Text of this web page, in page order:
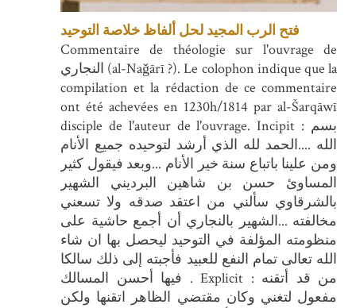
فتح الرب المجيد لحل ألفاظ خلاصة التوحيد
Commentaire de théologie sur l'ouvrage de
النجاري (al-Naǧārī ?). Le colophon indique que la
compilation et la rédaction de ce commentaire
ont été achevées en 1230h/1814 par al-Šarqāwī
disciple de l'auteur de l'ouvrage. Incipit : بسم
الله ....الحمد لله الذي أرشد لتوحيده جميع الأنام
ومن علينا باتباع سنة خير الأنام ...وبعد فيقول كثير
المساوئ حسن بن شاهين البرديني الشهير
بالشرقاوي سألني من اعتقد صدقه ولا تسعني
مخالفته ...الشهير بالنجاري أن أجمع حاشية على
منظومته المؤلفة في التوحيد ليحصل بها ان شاء
الله تعالى تمام النفع للعبيد فأجبته إلى ذلك سالكا
فيها أحسن المسالك . Explicit : من قد أتقنه
مفعول لتغني وكان مقتضي الظاهر اتقنها ولكن